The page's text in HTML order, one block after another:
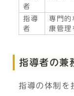
者
指導
者
専門的
康管理
指導者の兼
指導の体制を